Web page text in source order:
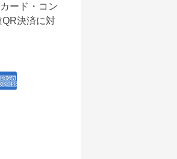
ード・コン
QR決済に対